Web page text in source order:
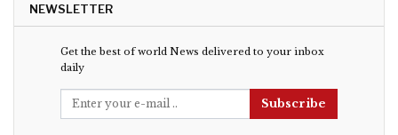
NEWSLETTER
Get the best of world News delivered to your inbox
daily
Subscribe